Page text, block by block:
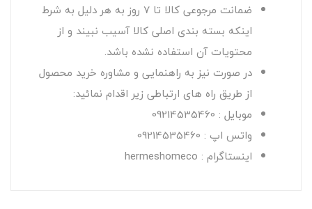
ضمانت مرجوعی کالا تا 7 روز به هر دلیل به شرط
اینکه بسته بندی اصلی کالا آسیب نبیند و از
محتویات آن استفاده نشده باشد.
در صورت نیز به راهنمایی و مشاوره خرید محصول
از طریق راه های ارتباطی زیر اقدام نمائید:
موبایل : 09214535460
واتس اپ : 09214535460
اینستاگرام : hermeshomeco